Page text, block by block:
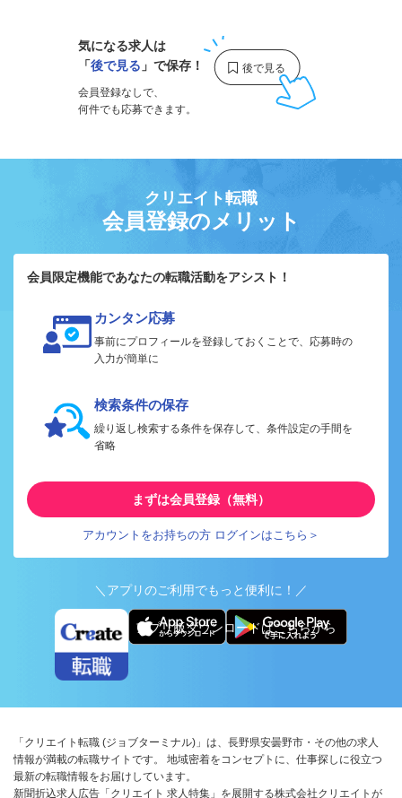
気になる求人は
「後で見る 」で保存！
会員登録なしで、
何件でも応募できます。
クリエイト転職
会員登録のメリット
会員限定機能であなたの転職活動をアシスト！
カンタン応募
事前にプロフィールを登録しておくことで、応募時の
入力が簡単に
検索条件の保存
繰り返し検索する条件を保存して、条件設定の手間を
省略
まずは会員登録（無料）
アカウントをお持ちの方 ログインはこちら＞
＼アプリのご利用でもっと便利に！／
アプリ版ダウンロードはこちらから
「クリエイト転職 (ジョブターミナル)」は、長野県安曇野市・その他の求人
情報が満載の転職サイトです。 地域密着をコンセプトに、仕事探しに役立つ
最新の転職情報をお届けしています。
新聞折込求人広告「クリエイト 求人特集」を展開する株式会社クリエイトが